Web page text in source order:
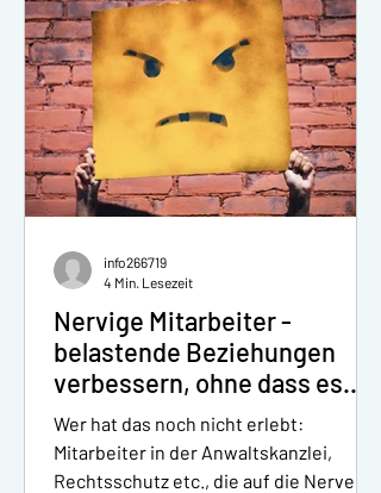
Nervige Mitarbeiter -
belastende Beziehungen
verbessern, ohne dass es
der andere merkt! -
Personal-Coaching für
Juristen und Anwälte
Wer hat das noch nicht erlebt:
Mitarbeiter in der Anwaltskanzlei,
Rechtsschutz etc., die auf die Nerven
info266719
4 Min. Lesezeit